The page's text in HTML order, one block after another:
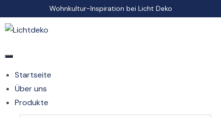
Wohnkultur-Inspiration bei Licht Deko
Startseite
Über uns
Produkte